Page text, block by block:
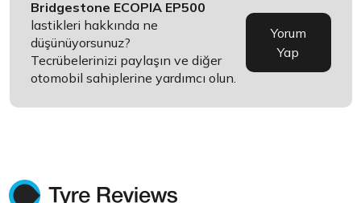
Bridgestone ECOPIA EP500
lastikleri hakkında ne
düşünüyorsunuz?
Tecrübelerinizi paylaşın ve diğer
otomobil sahiplerine yardımcı olun.
Yorum
Yap